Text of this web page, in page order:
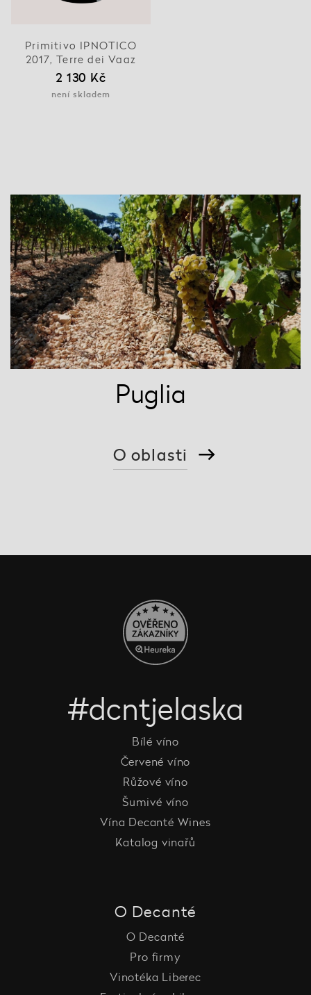
Primitivo IPNOTICO
2017, Terre dei Vaaz
2 130 Kč
není skladem
Puglia
O oblasti
#dcntjelaska
Bílé víno
Červené víno
Růžové víno
Šumivé víno
Vína Decanté Wines
Katalog vinařů
O Decanté
O Decanté
Pro firmy
Vinotéka Liberec